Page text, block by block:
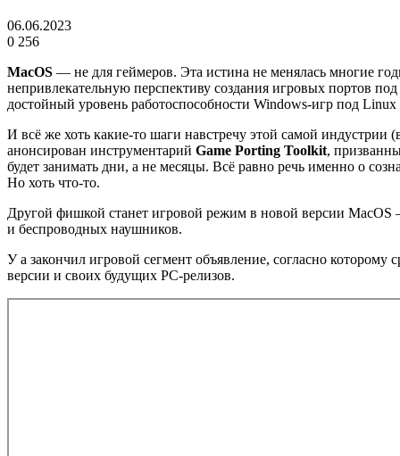
06.06.2023
0 256
MacOS — не для геймеров. Эта истина не менялась многие
непривлекательную перспективу создания игровых портов
достойный уровень работоспособности Windows-игр под
И всё же хоть какие-то шаги навстречу этой самой
анонсирован инструментарий Game Porting Toolkit,
будет занимать дни, а не месяцы. Всё равно речь именно о
Но хоть что-то.
Другой фишкой станет игровой режим в новой версии MacOS
и беспроводных наушников.
У а закончил игровой сегмент объявление, согласно
версии и своих будущих PC-релизов.